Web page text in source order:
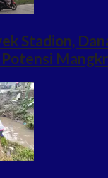
Stadion,